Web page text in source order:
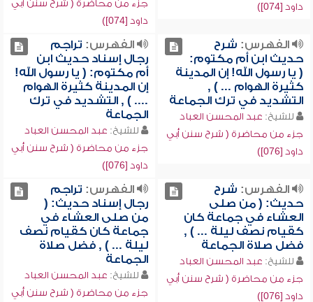
داود [074])
جزء من محاضرة ( شرح سنن أبي
داود [074])
الفهرس: شرح
حديث ابن أم مكتوم:
( يا رسول الله! إن المدينة
كثيرة الهوام ... ) ,
التشديد في ترك الجماعة
للشيخ: عبد المحسن العباد
جزء من محاضرة ( شرح سنن أبي
داود [076])
الفهرس: تراجم
رجال إسناد حديث ابن
أم مكتوم: ( يا رسول الله!
إن المدينة كثيرة الهوام
.... ) , التشديد في ترك
الجماعة
للشيخ: عبد المحسن العباد
جزء من محاضرة ( شرح سنن أبي
داود [076])
الفهرس: شرح
حديث: ( من صلى
العشاء في جماعة كان
كقيام نصف ليلة ... ) ,
فضل صلاة الجماعة
للشيخ: عبد المحسن العباد
جزء من محاضرة ( شرح سنن أبي
داود [076])
الفهرس: تراجم
رجال إسناد حديث: (
من صلى العشاء في
جماعة كان كقيام نصف
ليلة ... ) , فضل صلاة
الجماعة
للشيخ: عبد المحسن العباد
جزء من محاضرة ( شرح سنن أبي